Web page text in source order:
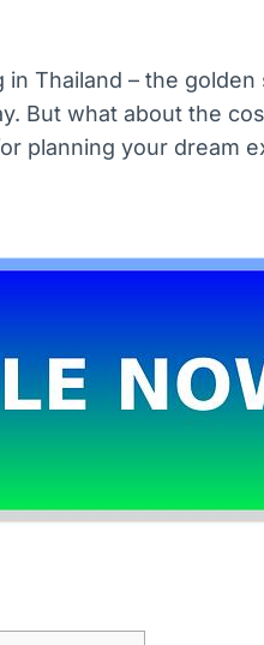
Thailand – the
But what about the
planning your dream